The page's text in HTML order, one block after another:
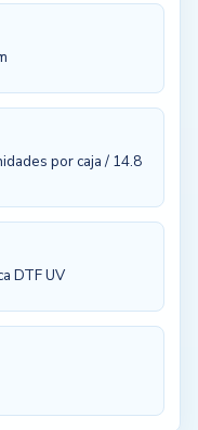
por caja / 14.8
DTF UV